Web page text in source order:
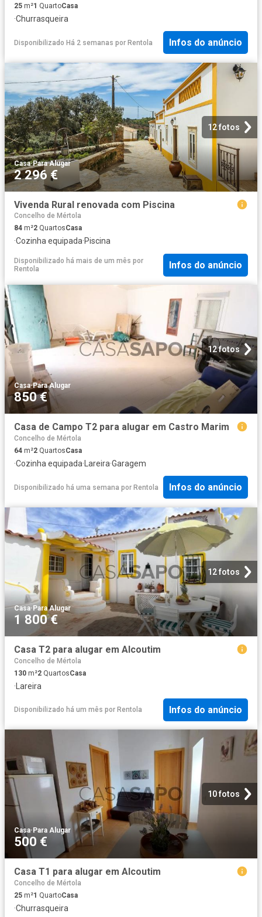
25 m²1 QuartoCasa
·Churrasqueira
Disponibilizado Há 2 semanas por Rentola Infos do anúncio
12 fotos
Casa·Para Alugar
2 296 €
Vivenda Rural renovada com Piscina
Concelho de Mértola
84 m²2 QuartosCasa
·Cozinha equipada·Piscina
Disponibilizado há mais de um mês por
Rentola
Infos do anúncio
12 fotos
Casa·Para Alugar
850 €
Casa de Campo T2 para alugar em Castro Marim
Concelho de Mértola
64 m²2 QuartosCasa
·Cozinha equipada· Lareira·Garagem
Disponibilizado há uma semana por Rentola Infos do anúncio
12 fotos
Casa·Para Alugar
1 800 €
Casa T2 para alugar em Alcoutim
Concelho de Mértola
130 m²2 QuartosCasa
·Lareira
Disponibilizado há um mês por Rentola Infos do anúncio
10 fotos
Casa· Para Alugar
500 €
Casa T1 para alugar em Alcoutim
Concelho de Mértola
25 m²1 QuartoCasa
·Churrasqueira